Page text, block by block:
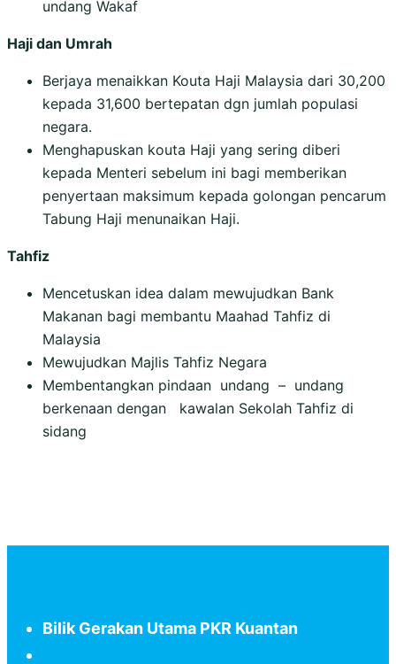
undang Wakaf
Haji dan Umrah
Berjaya menaikkan Kouta Haji Malaysia dari 30,200
kepada 31,600 bertepatan dgn jumlah populasi
negara.
Menghapuskan kouta Haji yang sering diberi
kepada Menteri sebelum ini bagi memberikan
penyertaan maksimum kepada golongan pencarum
Tabung Haji menunaikan Haji.
Tahfiz
Mencetuskan idea dalam mewujudkan Bank
Makanan bagi membantu Maahad Tahfiz di
Malaysia
Mewujudkan Majlis Tahfiz Negara
Membentangkan pindaan undang – undang
berkenaan dengan kawalan Sekolah Tahfiz di
sidang
Bilik Gerakan Utama PKR Kuantan